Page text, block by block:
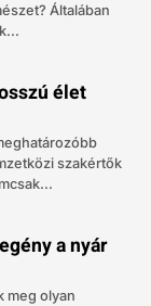
Általában
élet
szakértők
a nyár
meg olyan